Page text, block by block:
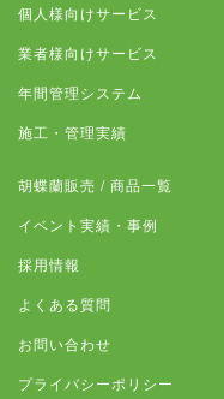
個人様向けサービス
業者様向けサービス
年間管理システム
施工・管理実績
胡蝶蘭販売 / 商品一覧
イベント実績・事例
採用情報
よくある質問
お問い合わせ
プライバシーポリシー